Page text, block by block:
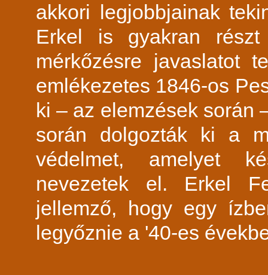
akkori legjobbjainak
Erkel is gyakran
mérkőzésre javaslatot
emlékezetes 1846-os
ki – az elemzések során
során dolgozták ki a
védelmet, amelyet
nevezetek el. Erkel
jellemző, hogy egy
legyőznie a '40-es